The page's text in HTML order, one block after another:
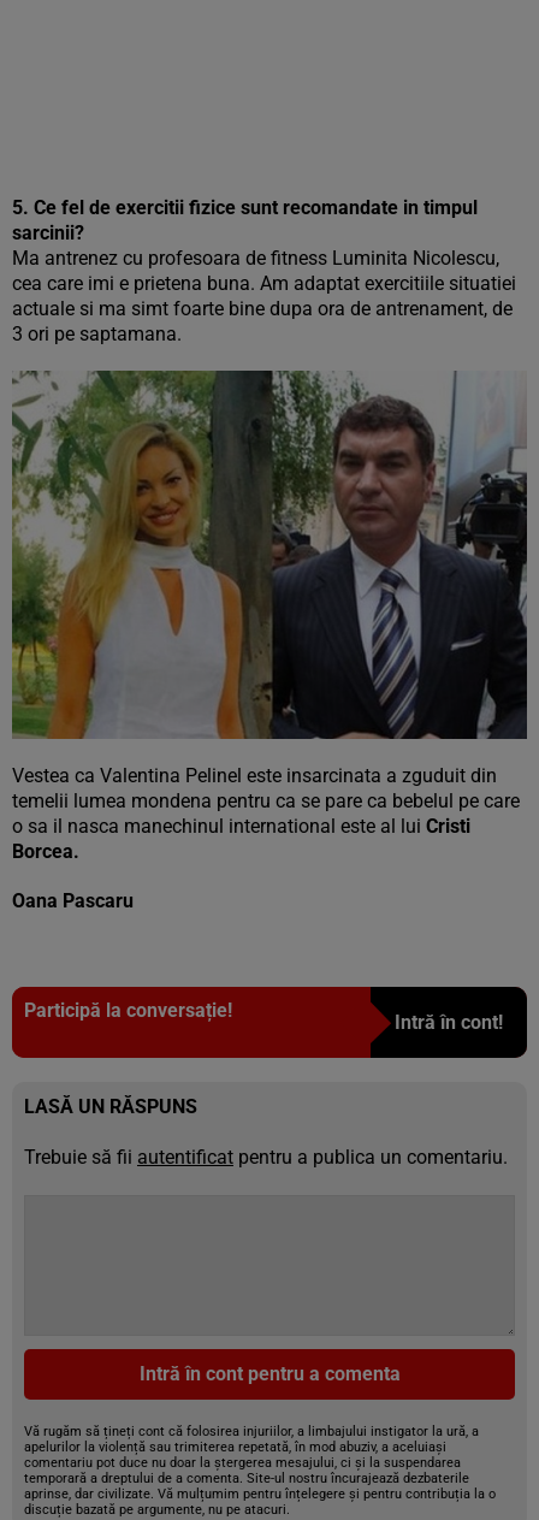
5. Ce fel de exercitii fizice sunt recomandate in timpul
sarcinii?
Ma antrenez cu profesoara de fitness Luminita Nicolescu,
cea care imi e prietena buna. Am adaptat exercitiile situatiei
actuale si ma simt foarte bine dupa ora de antrenament, de
3 ori pe saptamana.
Vestea ca Valentina Pelinel este insarcinata a zguduit din
temelii lumea mondena pentru ca se pare ca bebelul pe care
o sa il nasca manechinul international este al lui Cristi
Borcea.
Oana Pascaru
Participă la conversație!
Intră în cont!
LASĂ UN RĂSPUNS
Trebuie să fii autentificat pentru a publica un comentariu.
Intră în cont pentru a comenta
Vă rugăm să țineți cont că folosirea injuriilor, a limbajului instigator la ură, a
apelurilor la violență sau trimiterea repetată, în mod abuziv, a aceluiași
comentariu pot duce nu doar la ștergerea mesajului, ci și la suspendarea
temporară a dreptului de a comenta. Site-ul nostru încurajează dezbaterile
aprinse, dar civilizate. Vă mulțumim pentru înțelegere și pentru contribuția la o
discuție bazată pe argumente, nu pe atacuri.